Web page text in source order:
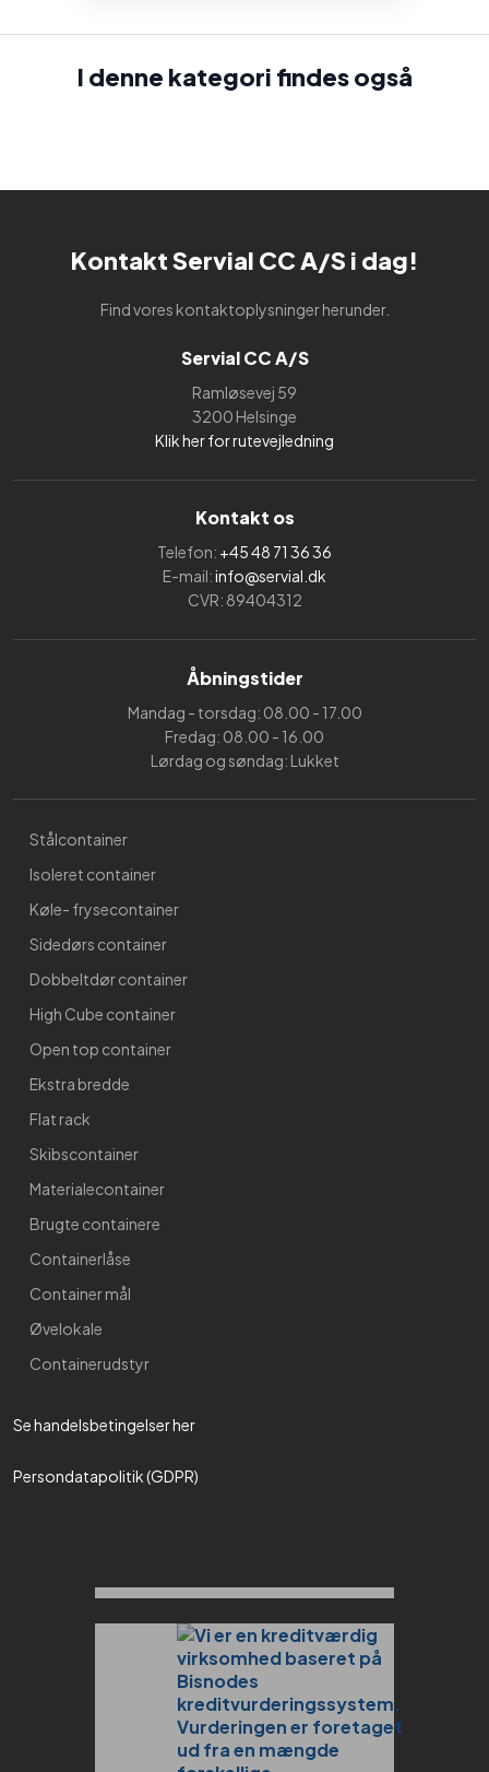
I denne kategori findes også​
Kontakt Servial CC A/S i dag!
Find vores kontaktoplysninger herunder.
Servial CC A/S
Ramløsevej 59
3200 Helsinge
Klik her for rutevejledning
Kontakt os
Telefon: +45 48 71 36 36
E-mail:info@servial.dk
CVR: 89404312
Åbningstider
Mandag - torsdag: 08.00 - 17.00
Fredag: 08.00 - 16.00
Lørdag og søndag: Lukket
Stålcontainer
Isoleret container
Køle- frysecontainer
Sidedørs container
Dobbeltdør container
High Cube container
Open top container
Ekstra bredde
Flat rack
Skibscontainer
Materialecontainer
Brugte containere
Containerlåse
Container mål
Øvelokale
Containerudstyr
Se handelsbetingelser her​
Persondatapolitik (GDPR)